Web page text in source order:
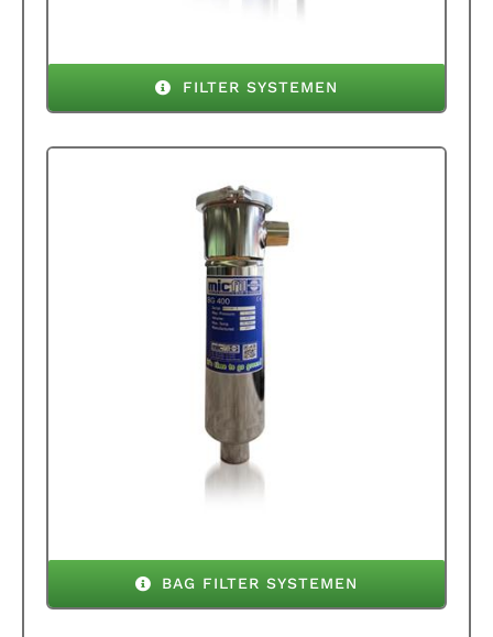
FILTER SYSTEMEN
BAG FILTER SYSTEMEN